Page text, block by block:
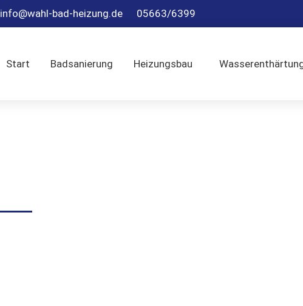
info@wahl-bad-heizung.de 05663/6399
Start Badsanierung Heizungsbau